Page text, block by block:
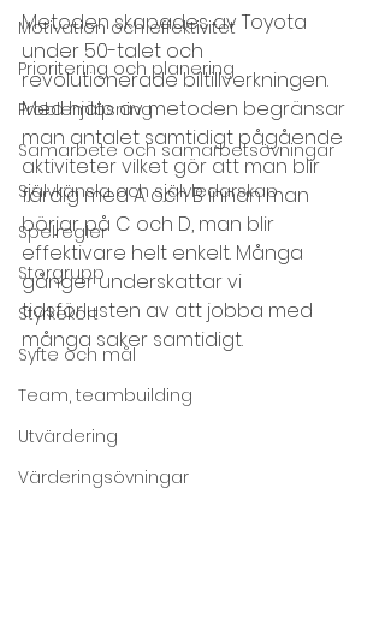
Motivation och effektivitet
Prioritering och planering
Problemlösning
Samarbete och samarbetsövningar
Självkänsla och självledarskap
Spelregler
Storgrupp
Styrkekort
Syfte och mål
Team, teambuilding
Utvärdering
Värderingsövningar
Metoden skapades av Toyota
under 50-talet och
revolutionerade biltillverkningen.
Med hjälp av metoden begränsar
man antalet samtidigt pågående
aktiviteter vilket gör att man blir
färdig med A och B innan man
börjar på C och D, man blir
effektivare helt enkelt. Många
gånger underskattar vi
tidsförlusten av att jobba med
många saker samtidigt.